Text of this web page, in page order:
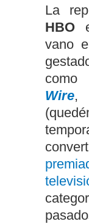
La
HBO
vano
como
Wire